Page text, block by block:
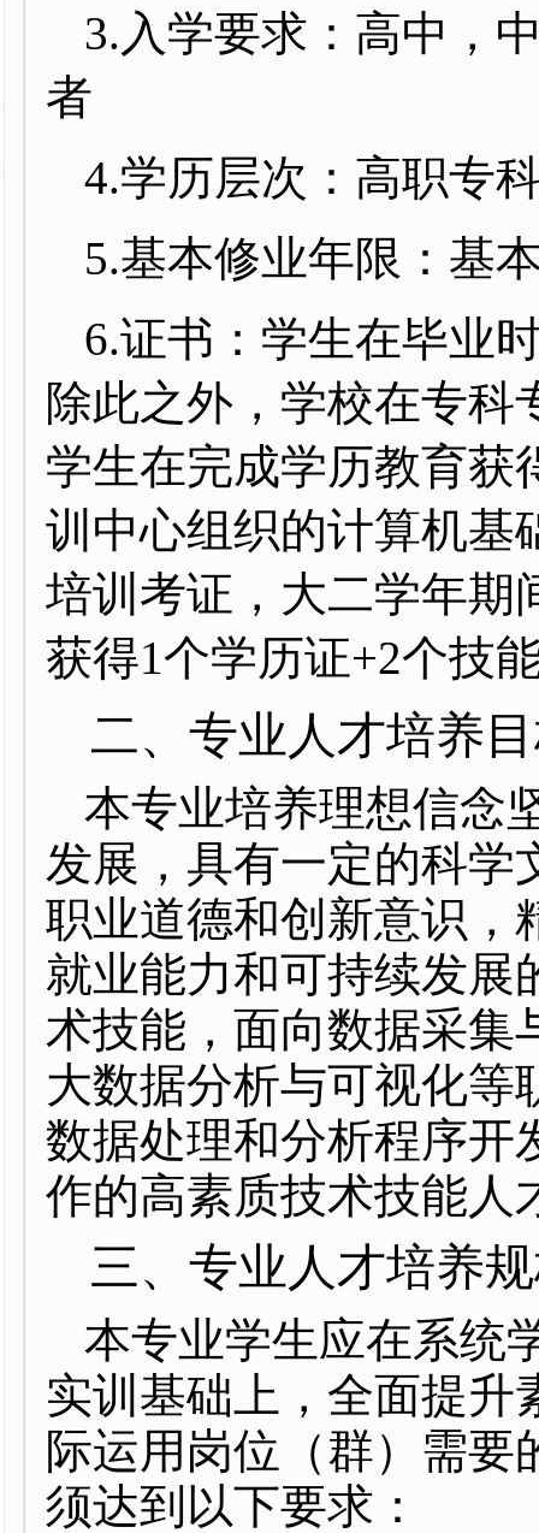
3.入学要求：高中，
者
4.学历层次：高职专
5.基本修业年限：基
6.证书：学生在毕业
除此之外，学校在专科
学生在完成学历教育获
训中心组织的计算机基
培训考证，大二学年期
获得1个学历证+2个技
二、专业人才培养
本专业培养理想信念
发展，具有一定的科学
职业道德和创新意识，
就业能力和可持续发展
术技能，面向数据采集
大数据分析与可视化等
数据处理和分析程序开
作的高素质技术技能人
三、专业人才培养
本专业学生应在系统
实训基础上，全面提升
际运用岗位（群）需要
须达到以下要求：